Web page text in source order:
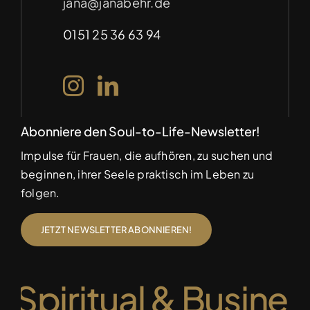
Datenschutz
Für Unternehmen – Soulful Marketing
(auf Anfrage)
0151 25 36 63 94
Abonniere den Soul-to-Life-Newsletter!
Impulse für Frauen, die aufhören, zu suchen und
beginnen, ihrer Seele praktisch im Leben zu
folgen.
JETZT NEWSLETTER ABONNIEREN!
Spiritual &